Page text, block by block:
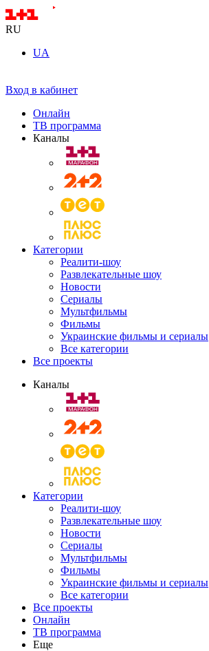
RU
UA
Вход в кабинет
Онлайн
ТВ программа
Каналы
Категории
Реалити-шоу
Развлекательные шоу
Новости
Сериалы
Мультфильмы
Фильмы
Украинские фильмы и сериалы
Все категории
Все проекты
Каналы
Категории
Реалити-шоу
Развлекательные шоу
Новости
Сериалы
Мультфильмы
Фильмы
Украинские фильмы и сериалы
Все категории
Все проекты
Онлайн
ТВ программа
Еще